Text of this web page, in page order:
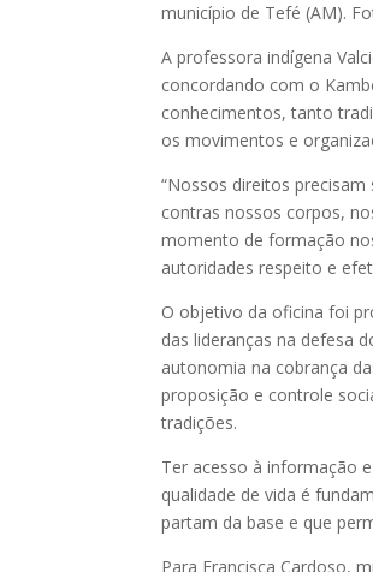
município de Tefé (AM).
A professora indígena
concordando com o
conhecimentos, tanto
os movimentos e
“Nossos direitos
contras nossos corpos,
momento de formação
autoridades respeito e
O objetivo da oficina foi
das lideranças na defesa
autonomia na cobrança
proposição e controle
tradições.
Ter acesso à informação
qualidade de vida é
partam da base e que
Para Francisca Cardoso,